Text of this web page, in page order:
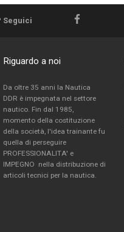
Seguici
Riguardo a noi
Da oltre 35 anni la Nautica
DDR è impegnata nel settore
nautico. Fin dal 1985,
momento della costituzione
della società, l'idea trainante fu
quella di perseguire
PROFESSIONALITA' e
IMPEGNO nella distribuzione di
articoli tecnici per la nautica.